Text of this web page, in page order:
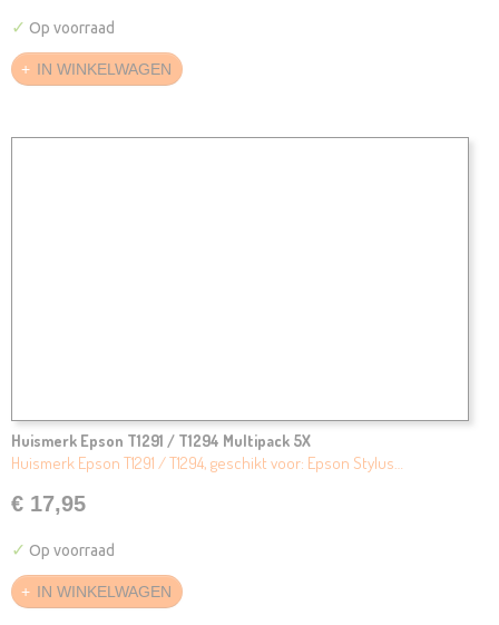
✓ Op voorraad
IN WINKELWAGEN
Huismerk Epson T1291 / T1294 Multipack 5X
Huismerk Epson T1291 / T1294, geschikt voor: Epson Stylus…
€ 17,95
✓ Op voorraad
IN WINKELWAGEN